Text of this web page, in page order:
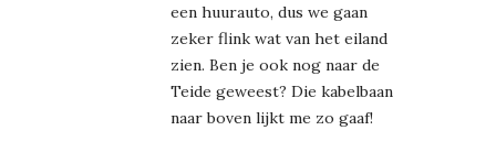
een huurauto, dus we gaan
zeker flink wat van het eiland
zien. Ben je ook nog naar de
Teide geweest? Die kabelbaan
naar boven lijkt me zo gaaf!